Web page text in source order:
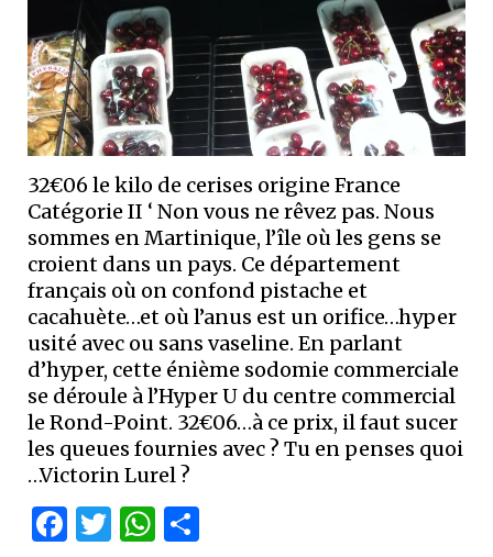
32€06 le kilo de cerises origine France
Catégorie II ‘ Non vous ne rêvez pas. Nous
sommes en Martinique, l’île où les gens se
croient dans un pays. Ce département
français où on confond pistache et
cacahuète…et où l’anus est un orifice…hyper
usité avec ou sans vaseline. En parlant
d’hyper, cette énième sodomie commerciale
se déroule à l’Hyper U du centre commercial
le Rond-Point. 32€06…à ce prix, il faut sucer
les queues fournies avec ? Tu en penses quoi
…Victorin Lurel ?
Facebook
Twitter
WhatsApp